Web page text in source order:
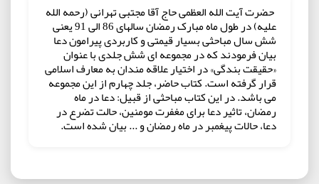
حضرت آیت الله العظمی حاج آقا مجتبی تهرانی (رحمه الله
علیه) در طول ماه مبارک رمضان سالهای 86 الی 91 یعنی
شش سال مباحثی بسیار قیمتی و کاربردی پیرامون دعا
بیان فرمودند که در مجموعه ای شش جلدی با عنوان
«حقیقت بندگی» در اختیار علاقه مندان به معارف اسلامی
قرار گرفته است. کتاب حاضر، جلد چهارم از این مجموعه
می باشد. در این کتاب مباحثی از قبیل: دعا در ماه
رمضان، تاثیر دعا برای مغفرت مومنین، حالت تضرع در
دعا، حالات پیغمبر در ماه رمضان و ... بیان شده است.